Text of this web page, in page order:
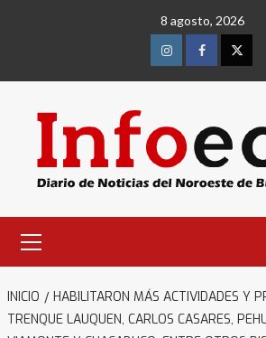
8 agosto, 2026
InstagramFacebook
primario
INICIO
HABILITARON MÁS ACTIVIDADES Y
TRENQUE LAUQUEN, CARLOS CASARES,